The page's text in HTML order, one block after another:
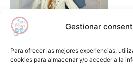
Gestionar
Para ofrecer las mejores experiencias,
cookies para almacenar y/o acceder a la
Conjunto ardilla niño PIO PIO
Las
elegir